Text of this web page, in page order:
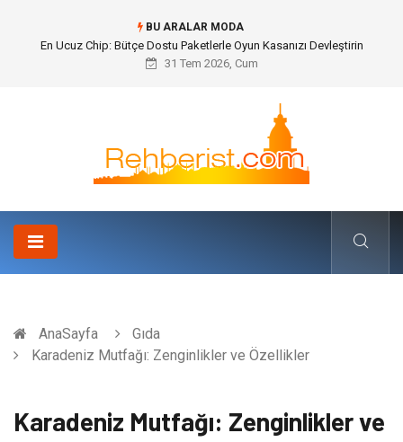
BU ARALAR MODA
Bohem Ev Dekoru Nedir?
31 Tem 2026, Cum
AnaSayfa
Gıda
Karadeniz Mutfağı: Zenginlikler ve Özellikler
Karadeniz Mutfağı: Zenginlikler ve